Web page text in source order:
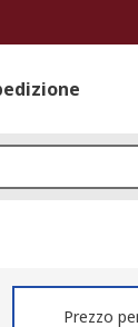
Prezzo